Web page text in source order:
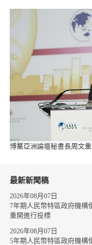
博鰲亞洲論壇秘書長周文重
最新新聞稿
2026年08月07日
7年期人民幣特區政府機構
重開進行投標
2026年08月07日
5年期人民幣特區政府機構